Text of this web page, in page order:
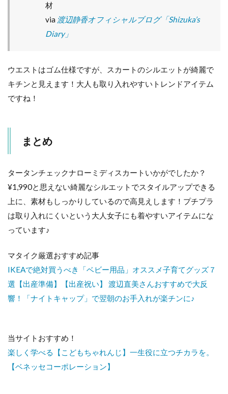
材
via 渡辺静香オフィシャルブログ「Shizuka’s
Diary」
ウエストはゴム仕様ですが、スカートのシルエットが綺麗で
キチンと見えます！大人も取り入れやすいトレンドアイテム
ですね！
まとめ
タータンチェックナローミディスカートいかがでしたか？
¥1,990と思えない綺麗なシルエットでスタイルアップできる
上に、素材もしっかりしているので高見えします！プチプラ
は取り入れにくいという大人女子にも着やすいアイテムにな
っています♪
マタイク厳選おすすめ記事
IKEAで絶対買うべき「ベビー用品」オススメ子育てグッズ７
選【出産準備】【出産祝い】 渡辺直美さんおすすめで大反
響！「ナイトキャップ」で翌朝のお手入れが楽チンに♪
当サイトおすすめ！
楽しく学べる【こどもちゃれんじ】一生役に立つチカラを。
【ベネッセコーポレーション】